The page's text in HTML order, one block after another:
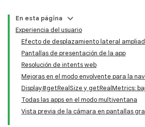
En esta página
Experiencia del usuario
Efecto de desplazamiento lateral
Pantallas de presentación de la app
Resolución de intents web
Mejoras en el modo envolvente para la
Display#getRealSize y getRealMetrics:
Todas las apps en el modo multiventana
Vista previa de la cámara en pantallas